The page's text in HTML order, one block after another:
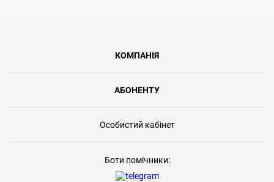
КОМПАНІЯ
АБОНЕНТУ
Особистий кабінет
Боти помічники: